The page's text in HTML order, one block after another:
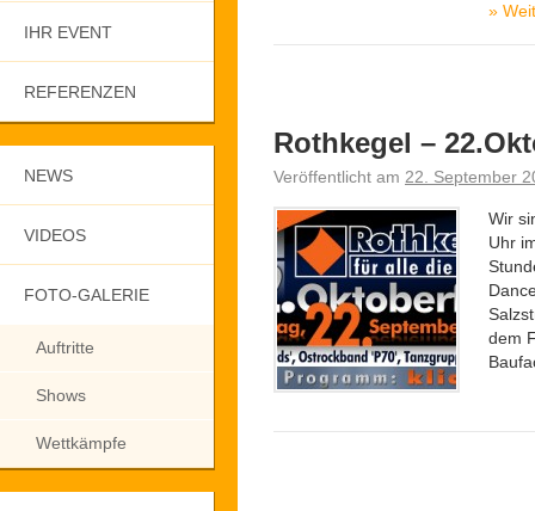
IHR EVENT
REFERENZEN
NEWS
VIDEOS
FOTO-GALERIE
Auftritte
Shows
Wettkämpfe
»
Rothkegel –
Veröffentlicht am 22. September
Wir
Uhr
dem